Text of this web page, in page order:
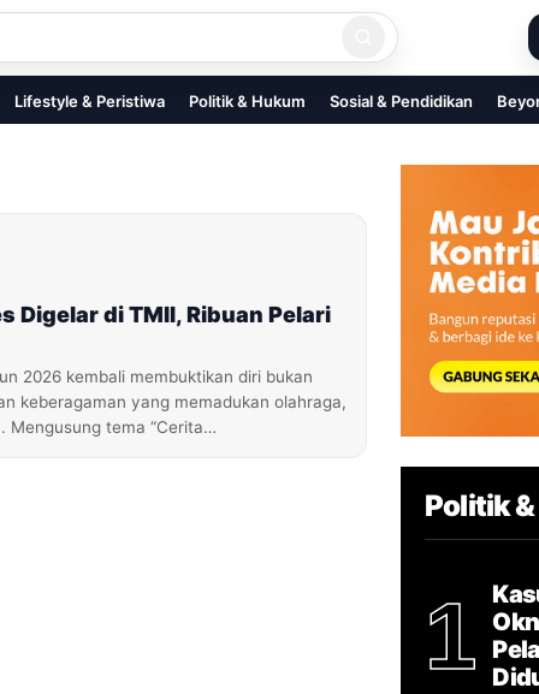
Lifestyle & Peristiwa Politik & Hukum Sosial & Pendidikan
Digelar di TMII, Ribuan Pelari
2026 kembali membuktikan diri bukan
keberagaman yang memadukan olahraga,
Mengusung tema “Cerita…
Politik
1